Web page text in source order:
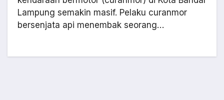
Lampung semakin masif. Pelaku curanmor
bersenjata api menembak seorang…